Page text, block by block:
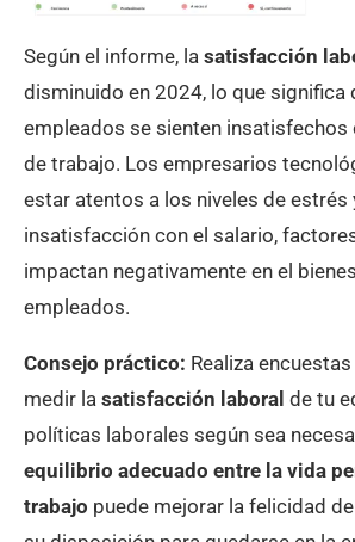
Según el informe, la satisfacción
disminuido en 2024, lo que significa
empleados se sienten insatisfechos
de trabajo. Los empresarios
estar atentos a los niveles de estrés
insatisfacción con el salario,
impactan negativamente en el
empleados.
Consejo práctico: Realiza
medir la satisfacción laboral de tu
políticas laborales según sea
equilibrio adecuado entre la vida
trabajo puede mejorar la felicidad